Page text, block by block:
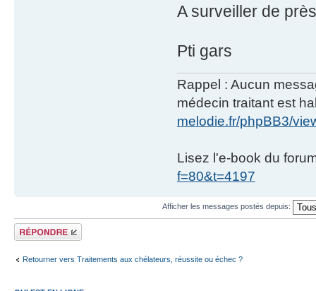
A surveiller de
Pti gars
Rappel : Aucun
médecin traitant est
melodie.fr/phpBB3/
Lisez l'e-book du
f=80&t=4197
Afficher les messages postés depuis:
Répondre
Retourner vers Traitements aux chélateurs, réussite ou échec ?